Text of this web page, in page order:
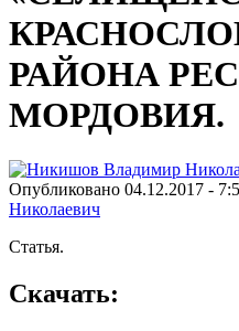
РАЙОНА
МОРДОВИЯ.
Опубликовано 04.12.2017 -
Николаевич
Статья.
Скачать: